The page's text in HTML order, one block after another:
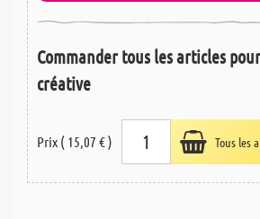
Commander tous les articles
créative
Prix ( 15,07 € ) Tous les